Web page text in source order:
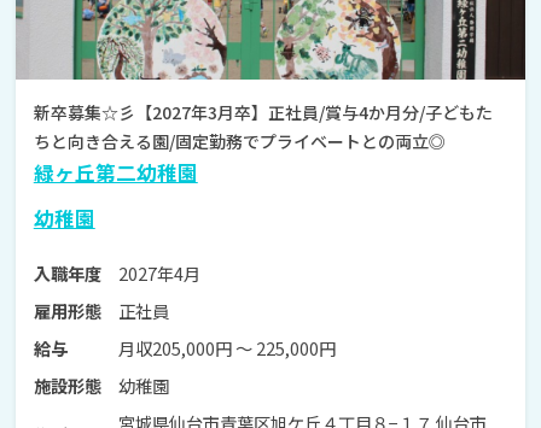
新卒募集☆彡【2027年3月卒】正社員/賞与4か月分/子どもた
ちと向き合える園/固定勤務でプライベートとの両立◎
緑ヶ丘第二幼稚園
幼稚園
入職年度
2027年4月
雇用形態
正社員
給与
月収205,000円 〜 225,000円
施設形態
幼稚園
宮城県仙台市青葉区旭ケ丘４丁目８−１７ 仙台市